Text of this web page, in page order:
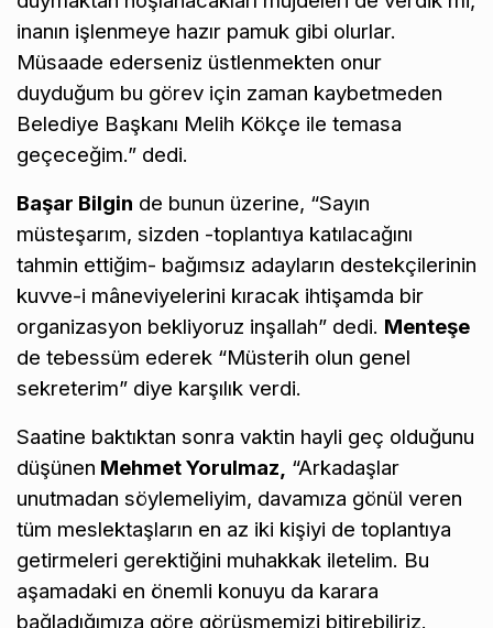
inanın işlenmeye hazır pamuk gibi olurlar.
Müsaade ederseniz üstlenmekten onur
duyduğum bu görev için zaman kaybetmeden
Belediye Başkanı Melih Kökçe ile temasa
geçeceğim.” dedi.
Başar Bilgin de bunun üzerine, “Sayın
müsteşarım, sizden -toplantıya katılacağını
tahmin ettiğim- bağımsız adayların destekçilerinin
kuvve-i mâneviyelerini kıracak ihtişamda bir
organizasyon bekliyoruz inşallah” dedi. Menteşe
de tebessüm ederek “Müsterih olun genel
sekreterim” diye karşılık verdi.
Saatine baktıktan sonra vaktin hayli geç olduğunu
düşünen Mehmet Yorulmaz, “Arkadaşlar
unutmadan söylemeliyim, davamıza gönül veren
tüm meslektaşların en az iki kişiyi de toplantıya
getirmeleri gerektiğini muhakkak iletelim. Bu
aşamadaki en önemli konuyu da karara
bağladığımıza göre görüşmemizi bitirebiliriz.